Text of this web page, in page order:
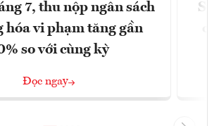
7, thu nộp ngân sách
hóa vi phạm tăng gần
so với cùng kỳ
Đọc ngay